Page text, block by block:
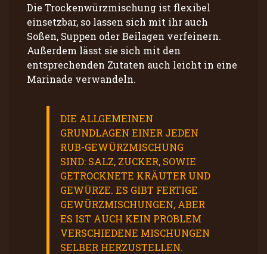
Die Trockenwürzmischung ist flexibel
einsetzbar, so lassen sich mit ihr auch
Soßen, Suppen oder Beilagen verfeinern.
Außerdem lässt sie sich mit den
entsprechenden Zutaten auch leicht in eine
Marinade verwandeln.
DIE ALLGEMEINEN
GRUNDLAGEN EINER JEDEN
RUB-GEWÜRZMISCHUNG
SIND: SALZ, ZUCKER, SOWIE
GETROCKNETE KRÄUTER UND
GEWÜRZE. ES GIBT FERTIGE
GEWÜRZMISCHUNGEN, ABER
ES IST AUCH KEIN PROBLEM
VERSCHIEDENE MISCHUNGEN
SELBER HERZUSTELLEN.